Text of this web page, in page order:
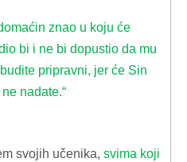
znao u koju će
bi i ne bi dopustio da mu
pripravni, jer će Sin
nadate.“
svojih učenika, svima koji